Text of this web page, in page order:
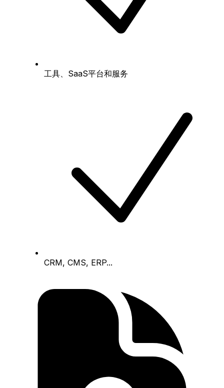
工具、SaaS平台和服务
CRM, CMS, ERP...